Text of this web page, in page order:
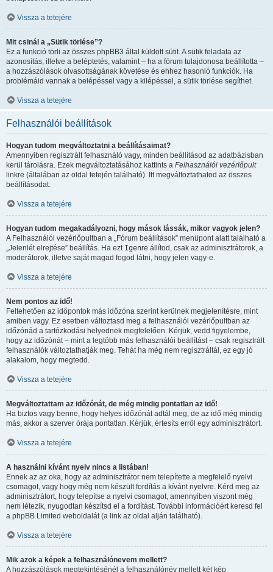
Vissza a tetejére
Mit csinál a „Sütik törlése”?
Ez a funkció törli az összes phpBB3 által küldött sütit. A sütik feladata az
azonosítás, illetve a beléptetés, valamint – ha a fórum tulajdonosa beállította –
a hozzászólások olvasottságának követése és ehhez hasonló funkciók. Ha
problémáid vannak a belépéssel vagy a kilépéssel, a sütik törlése segíthet.
Vissza a tetejére
Felhasználói beállítások
Hogyan tudom megváltoztatni a beállításaimat?
Amennyiben regisztrált felhasználó vagy, minden beállításod az adatbázisban
kerül tárolásra. Ezek megváltoztatásához kattints a Felhasználói vezérlőpult
linkre (általában az oldal tetején található). Itt megváltoztathatod az összes
beállításodat.
Vissza a tetejére
Hogyan tudom megakadályozni, hogy mások lássák, mikor vagyok jelen?
A Felhasználói vezérlőpultban a „Fórum beállítások” menüpont alatt található a
„Jelenlét elrejtése” beállítás. Ha ezt Igenre állítod, csak az adminisztrátorok, a
moderátorok, illetve saját magad fogod látni, hogy jelen vagy-e.
Vissza a tetejére
Nem pontos az idő!
Feltehetően az időpontok más időzóna szerint kerülnek megjelenítésre, mint
amiben vagy. Ez esetben változtasd meg a felhasználói vezérlőpultban az
időzónád a tartózkodási helyednek megfelelően. Kérjük, vedd figyelembe,
hogy az időzónát – mint a legtöbb más felhasználói beállítást – csak regisztrált
felhasználók változtathatják meg. Tehát ha még nem regisztráltál, ez egy jó
alakalom, hogy megtedd.
Vissza a tetejére
Megváltoztattam az időzónát, de még mindig pontatlan az idő!
Ha biztos vagy benne, hogy helyes időzónát adtál meg, de az idő még mindig
más, akkor a szerver órája pontatlan. Kérjük, értesíts erről egy adminisztrátort.
Vissza a tetejére
A használni kívánt nyelv nincs a listában!
Ennek az az oka, hogy az adminisztrátor nem telepítette a megfelelő nyelvi
csomagot, vagy hogy még nem készült fordítás a kívánt nyelvre. Kérd meg az
adminisztrátort, hogy telepítse a nyelvi csomagot, amennyiben viszont még
nem létezik, nyugodtan készítsd el a fordítást. További információért keresd fel
a phpBB Limited weboldalát (a link az oldal alján található).
Vissza a tetejére
Mik azok a képek a felhasználónevem mellett?
A hozzászólások megtekintésénél a felhasználónév mellett két kép